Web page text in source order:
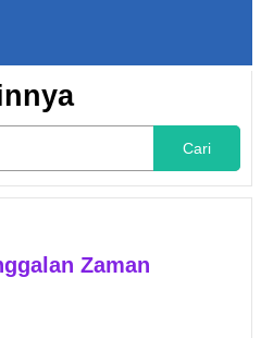
Cari
Zaman